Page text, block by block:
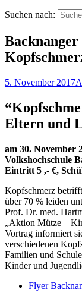
Suchen nach:
Backnanger
5. November 2017
Eltern und
am 30. November
Volkshochschule
Eintritt 5 ,- €,
Kopfschmerz
über 70 % leiden
Prof. Dr. med.
„Aktion Mütze –
Vortrag informiert
verschiedenen
Familien und
Kinder und
Flyer